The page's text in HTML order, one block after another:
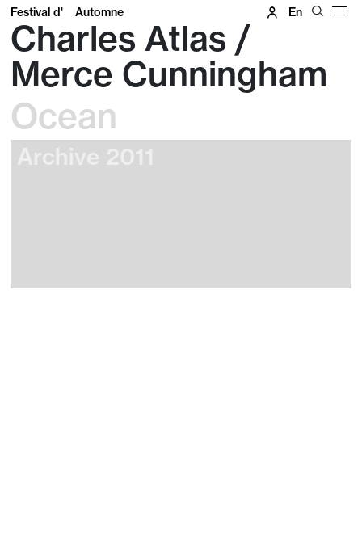
Festival d' Automne En
Charles Atlas /
Merce Cunningham
Ocean